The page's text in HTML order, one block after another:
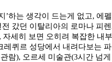
’하는 생각이 드는게 없고,
갔던 이탈리아의 로마나 피
세히 보면 오히려 복잡한
퀴르 성당에서 내려다보는
람), 오르세 미술관(3시간 넘